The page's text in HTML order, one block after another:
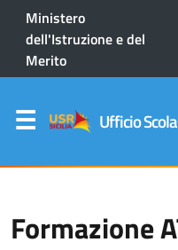
Ministero
dell'Istruzione e del
Merito
Ufficio
Formazione